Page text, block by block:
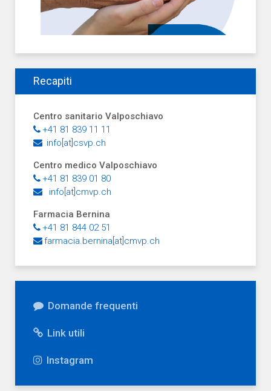
Recapiti
Centro sanitario Valposchiavo
+41 81 839 11 11
info[at]csvp.ch
Centro medico Valposchiavo
+41 81 839 01 80
info[at]cmvp.ch
Farmacia Bernina
+41 81 844 02 51
farmacia.bernina[at]cmvp.ch
Domande frequenti
Link utili
Instagram